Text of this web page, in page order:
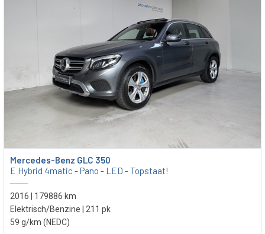
Mercedes-Benz GLC 350
E Hybrid 4matic - Pano - LED - Topstaat!
2016 | 179886 km
Elektrisch/Benzine | 211 pk
59 g/km (NEDC)